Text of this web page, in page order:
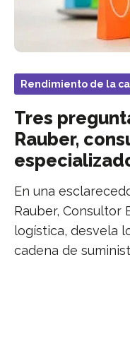
Rendimiento de la
Tres
Rauber,
En una
Rauber, Consultor
logística, desvela
cadena de